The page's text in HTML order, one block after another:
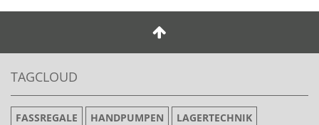
TAGCLOUD
FASSREGALE HANDPUMPEN
LAGERTECHNIK